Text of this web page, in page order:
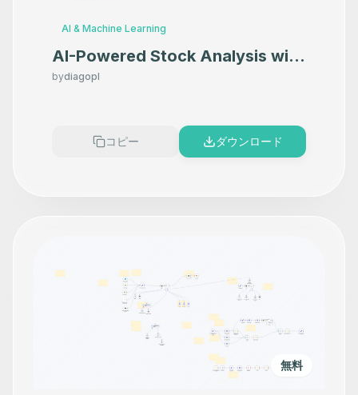
AI & Machine Learning
AI-Powered Stock Analysis with
AI Scoring and Gmail Report
bydiagopl
コピー ダウンロード
無料